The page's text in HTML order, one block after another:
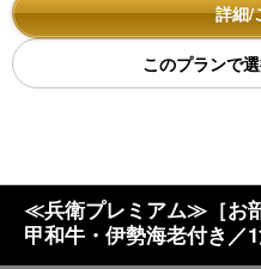
詳細/
このプランで
≪兵衛プレミアム≫［お
甲和牛・伊勢海老付き／